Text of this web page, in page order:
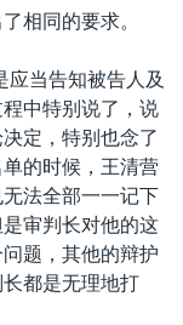
相同的要求。
应当告知被告人及
中特别说了，说
定，特别也念了
的时候，王清营
法全部一一记下
审判长对他的这
题，其他的辩护
都是无理地打